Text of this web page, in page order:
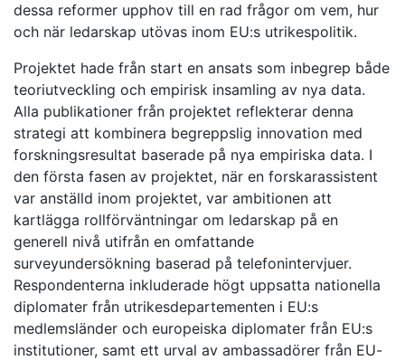
dessa reformer upphov till en rad frågor om vem, hur
och när ledarskap utövas inom EU:s utrikespolitik.
Projektet hade från start en ansats som inbegrep både
teoriutveckling och empirisk insamling av nya data.
Alla publikationer från projektet reflekterar denna
strategi att kombinera begreppslig innovation med
forskningsresultat baserade på nya empiriska data. I
den första fasen av projektet, när en forskarassistent
var anställd inom projektet, var ambitionen att
kartlägga rollförväntningar om ledarskap på en
generell nivå utifrån en omfattande
surveyundersökning baserad på telefonintervjuer.
Respondenterna inkluderade högt uppsatta nationella
diplomater från utrikesdepartementen i EU:s
medlemsländer och europeiska diplomater från EU:s
institutioner, samt ett urval av ambassadörer från EU-